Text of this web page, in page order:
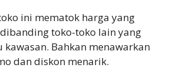
ini mematok harga yang
toko-toko lain yang
kawasan. Bahkan menawarkan
dan diskon menarik.